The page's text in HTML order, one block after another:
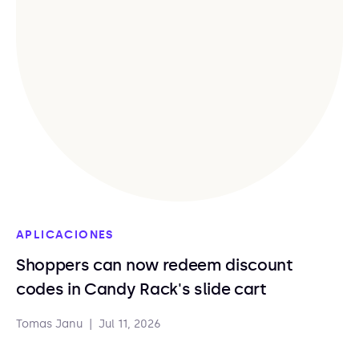
APLICACIONES
Shoppers can now redeem discount
codes in Candy Rack's slide cart
Tomas Janu Jul 11, 2026